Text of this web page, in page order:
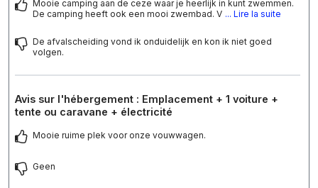
Mooie camping aan de ceze waar je heerlijk in kunt zwemmen.
De camping heeft ook een mooi zwembad. V ... Lire la suite
De afvalscheiding vond ik onduidelijk en kon ik niet goed
volgen.
Avis sur l'hébergement : Emplacement + 1 voiture +
tente ou caravane + électricité
Mooie ruime plek voor onze vouwwagen.
Geen